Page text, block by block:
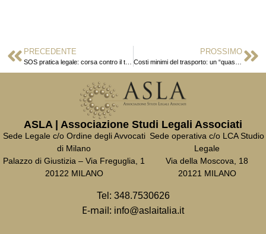
PRECEDENTE PROSSIMO
ASLA | Associazione Studi Legali Associati
Sede Legale c/o Ordine degli Avvocati
di Milano
Palazzo di Giustizia – Via Freguglia, 1
20122 MILANO
Sede operativa c/o LCA Studio
Legale
Via della Moscova, 18
20121 MILANO
Tel: 348.7530626
E-mail: info@aslaitalia.it